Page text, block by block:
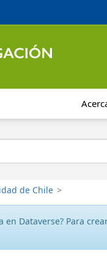
de Chile >
en Dataverse? Para